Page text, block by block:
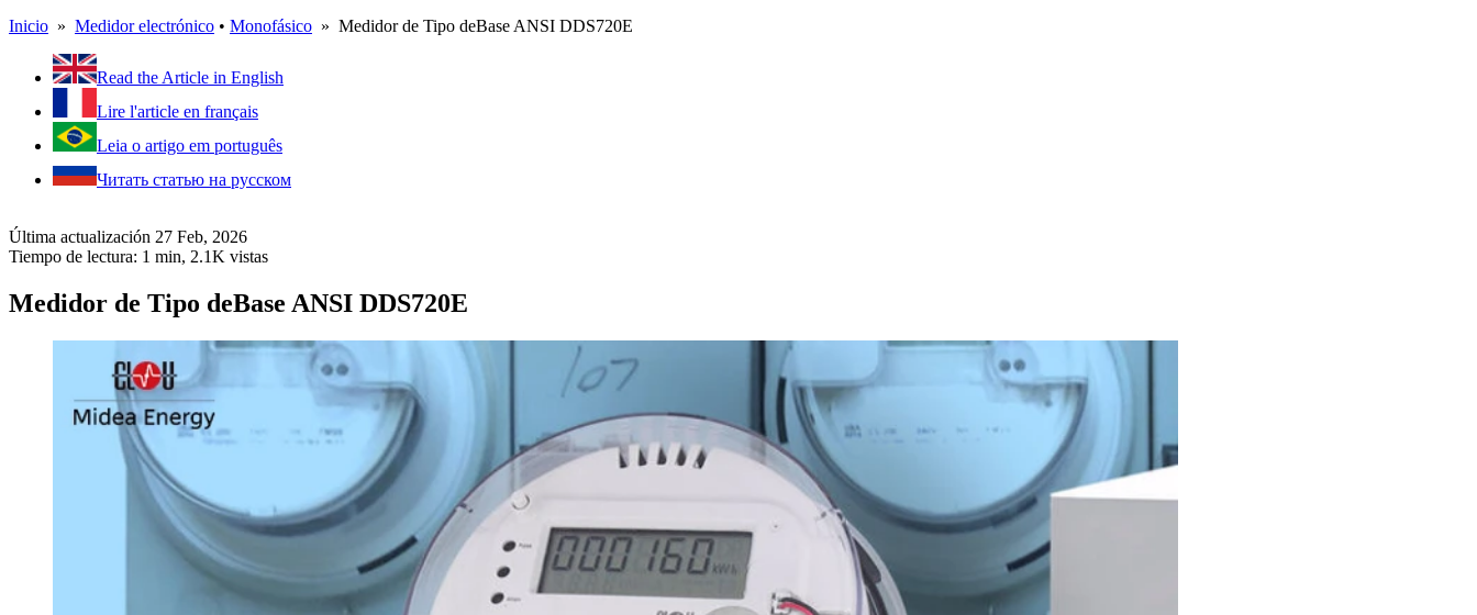
Inicio » Medidor electrónico • Monofásico » Medidor de Tipo deBase ANSI DDS720E
Read the Article in English
Lire l'article en français
Leia o artigo em português
Читать статью на русском
Última actualización 27 Feb, 2026
Tiempo de lectura: 1 min, 2.1K vistas
Medidor de Tipo deBase ANSI DDS720E